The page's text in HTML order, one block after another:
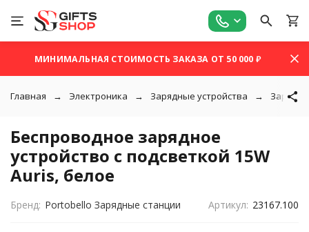
МИНИМАЛЬНАЯ СТОИМОСТЬ ЗАКАЗА ОТ 50 000 ₽
Главная Электроника Зарядные устройства
Беспроводное зарядное
устройство с подсветкой 15W
Auris, белое
Бренд: Portobello Зарядные станции Артикул: 23167.100